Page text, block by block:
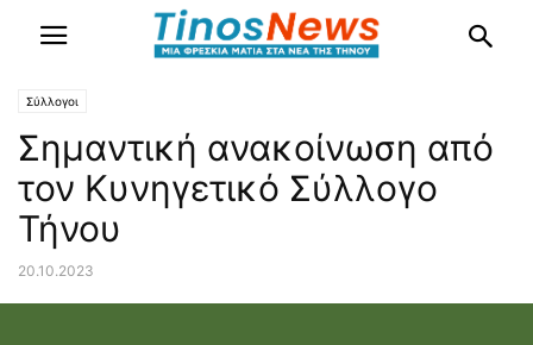
Σύλλογοι
Σημαντική ανακοίνωση από
τον Κυνηγετικό Σύλλογο
Τήνου
20.10.2023